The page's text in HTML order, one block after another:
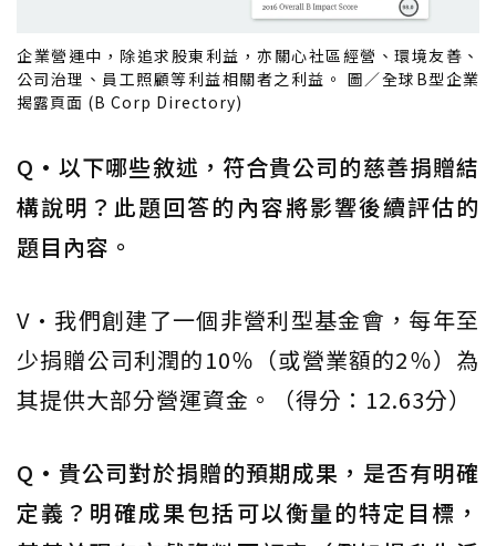
企業營運中，除追求股東利益，亦關心社區經營、環境友善、
公司治理、員工照顧等利益相關者之利益。 圖／全球B型企業
揭露頁面 (B Corp Directory)
Q·以下哪些敘述，符合貴公司的慈善捐贈結
構說明？此題回答的內容將影響後續評估的
題目內容。
V·我們創建了一個非營利型基金會，每年至
少捐贈公司利潤的10％（或營業額的2％）為
其提供大部分營運資金。（得分：12.63分）
Q·貴公司對於捐贈的預期成果，是否有明確
定義？明確成果包括可以衡量的特定目標，